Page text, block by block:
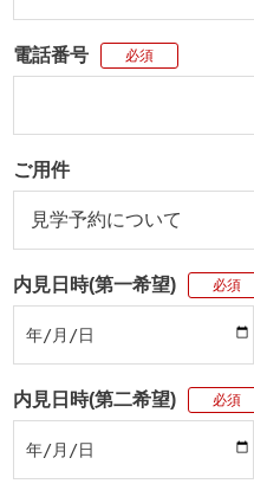
電話番号 必須
ご用件
内見日時(第一希望) 必須
内見日時(第二希望) 必須